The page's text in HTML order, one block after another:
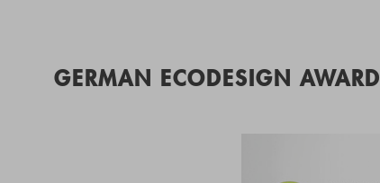
GERMAN ECODESIGN AWARD